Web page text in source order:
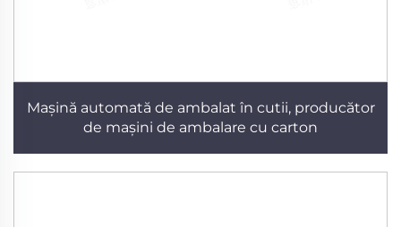
Mașină automată de ambalat în cutii, producător
de mașini de ambalare cu carton